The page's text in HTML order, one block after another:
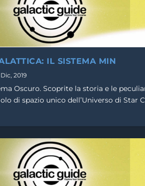
IL SISTEMA MIN
Dic, 2019
Oscuro. Scoprite la storia e le
di spazio unico dell’Universo di Star